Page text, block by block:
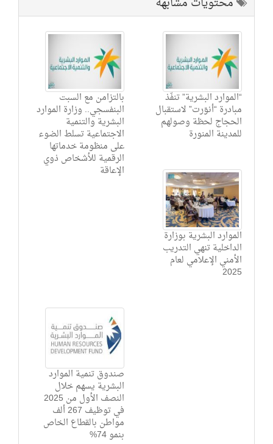
بالتزامن مع السبت
البنفسجي.. وزارة الموارد
البشرية والتنمية
الاجتماعية تسلط الضوء
على منظومة خدماتها
الرقمية للأشخاص ذوي
الإعاقة
“الموارد البشرية” تنفّذ
مبادرة “أنوَرت” لاستقبال
الحجاج لحظة وصولهم
للمدينة المنورة
الموارد البشرية بوزارة
الداخلية تنهي التدريب
الأمني الإعلامي لعام
2025
صندوق تنمية الموارد
البشرية يسهم خلال
النصف الأول من 2025
في توظيف 267 ألف
مواطن بالقطاع الخاص
بنمو 74%